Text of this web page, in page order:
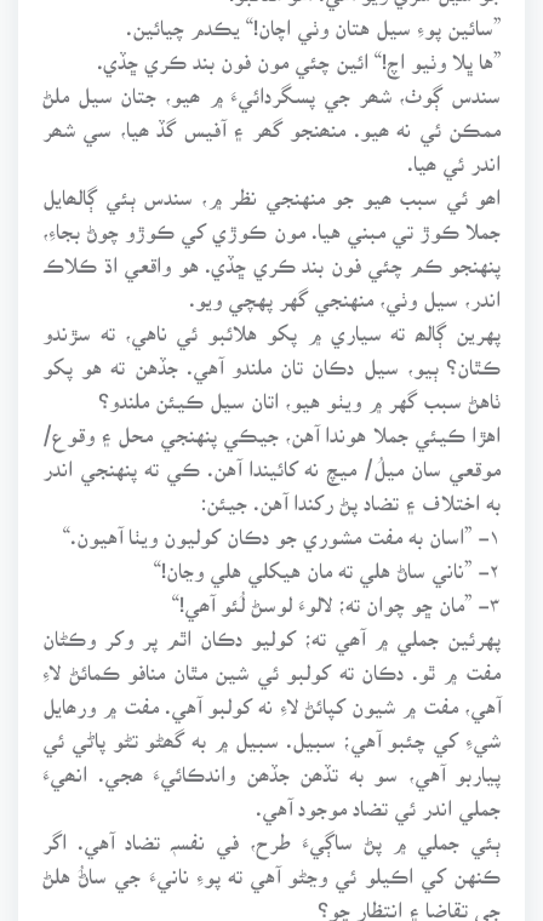
”سائين پوءِ سيل هتان وٺي اچان!“ يڪدم چيائين.
”ها ڀلا وٺيو اچ!“ ائين چئي مون فون بند ڪري ڇڏي.
سندس ڳوٺ، شھر جي پسگردائيءَ ۾ ھيو، جتان سيل ملڻ
ممڪن ئي نه ھيو. منھنجو گھر ۽ آفيس گڏ ھيا، سي شھر
اندر ئي ھيا.
اھو ئي سبب ھيو جو منهنجي نظر ۾، سندس ٻئي ڳالھايل
جملا ڪوڙ تي مبني هيا. مون ڪوڙي کي ڪوڙو چوڻ بجاءِ،
پنهنجو ڪم چئي فون بند ڪري ڇڏي. هو واقعي اڌ ڪلاڪ
اندر، سيل وٺي، منهنجي گهر پهچي ويو.
پهرين ڳالھ ته سياري ۾ پکو هلائبو ئي ناهي، ته سڙندو
ڪٿان؟ ٻيو، سيل دڪان تان ملندو آهي. جڏهن ته هو پکو
ٺاهڻ سبب گهر ۾ ويٺو هيو، اتان سيل ڪيئن ملندو؟
اهڙا ڪيئي جملا هوندا آهن، جيڪي پنهنجي محل ۽ وقوع/
موقعي سان ميلُ/ ميچ نه کائيندا آهن. ڪي ته پنهنجي اندر
به اختلاف ۽ تضاد پڻ رکندا آهن. جيئن:
پهرئين جملي ۾ آھي ته؛ کوليو دڪان اٿم پر وکر وڪڻان
مفت ۾ ٿو. دڪان ته کولبو ئي شين مٿان منافو ڪمائڻ لاءِ
آهي، مفت ۾ شيون کپائڻ لاءِ نه کولبو آهي. مفت ۾ ورھايل
شيءِ کي چئبو آهي؛ سبيل. سبيل ۾ به گھڻو تڻو پاڻي ئي
پياربو آهي، سو به تڏھن جڏھن واندڪائيءَ ھجي. انھيءَ
جملي اندر ئي تضاد موجود آهي.
ٻئي جملي ۾ پڻ ساڳيءَ طرح، في نفسہٖ تضاد آهي. اگر
ڪنهن کي اڪيلو ئي وڃڻو آهي ته پوءِ نانيءَ جي ساڻُ هلڻ
جي تقاضا ۽ انتظار ڇو؟